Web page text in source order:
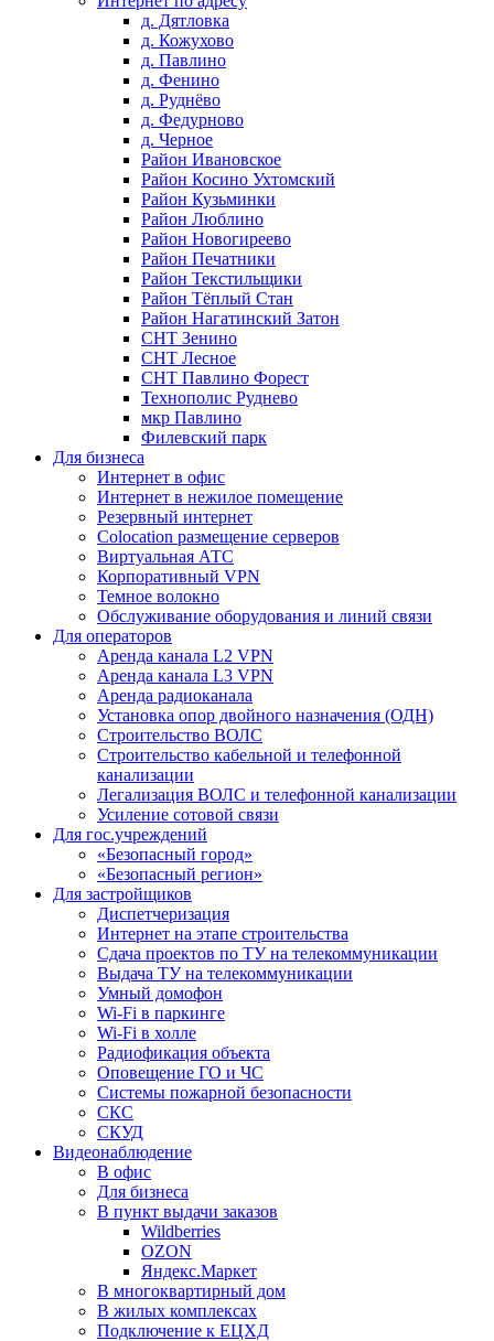
д. Дятловка
д. Кожухово
д. Павлино
д. Фенино
д. Руднёво
д. Федурново
д. Черное
Район Ивановское
Район Косино Ухтомский
Район Кузьминки
Район Люблино
Район Новогиреево
Район Печатники
Район Текстильщики
Район Тёплый Стан
Район Нагатинский Затон
СНТ Зенино
СНТ Лесное
СНТ Павлино Форест
Технополис Руднево
мкр Павлино
Филевский парк
Для бизнеса
Интернет в офис
Интернет в нежилое помещение
Резервный интернет
Colocation размещение серверов
Виртуальная АТС
Корпоративный VPN
Темное волокно
Обслуживание оборудования и линий связи
Для операторов
Аренда канала L2 VPN
Аренда канала L3 VPN
Аренда радиоканала
Установка опор двойного назначения (ОДН)
Строительство ВОЛС
Строительство кабельной и телефонной
канализации
Легализация ВОЛС и телефонной канализации
Усиление сотовой связи
Для гос.учреждений
«Безопасный город»
«Безопасный регион»
Для застройщиков
Диспетчеризация
Интернет на этапе строительства
Сдача проектов по ТУ на телекоммуникации
Выдача ТУ на телекоммуникации
Умный домофон
Wi-Fi в паркинге
Wi-Fi в холле
Радиофикация объекта
Оповещение ГО и ЧС
Системы пожарной безопасности
СКС
СКУД
Видеонаблюдение
В офис
Для бизнеса
В пункт выдачи заказов
Wildberries
OZON
Яндекс.Маркет
В многоквартирный дом
В жилых комплексах
Подключение к ЕЦХД